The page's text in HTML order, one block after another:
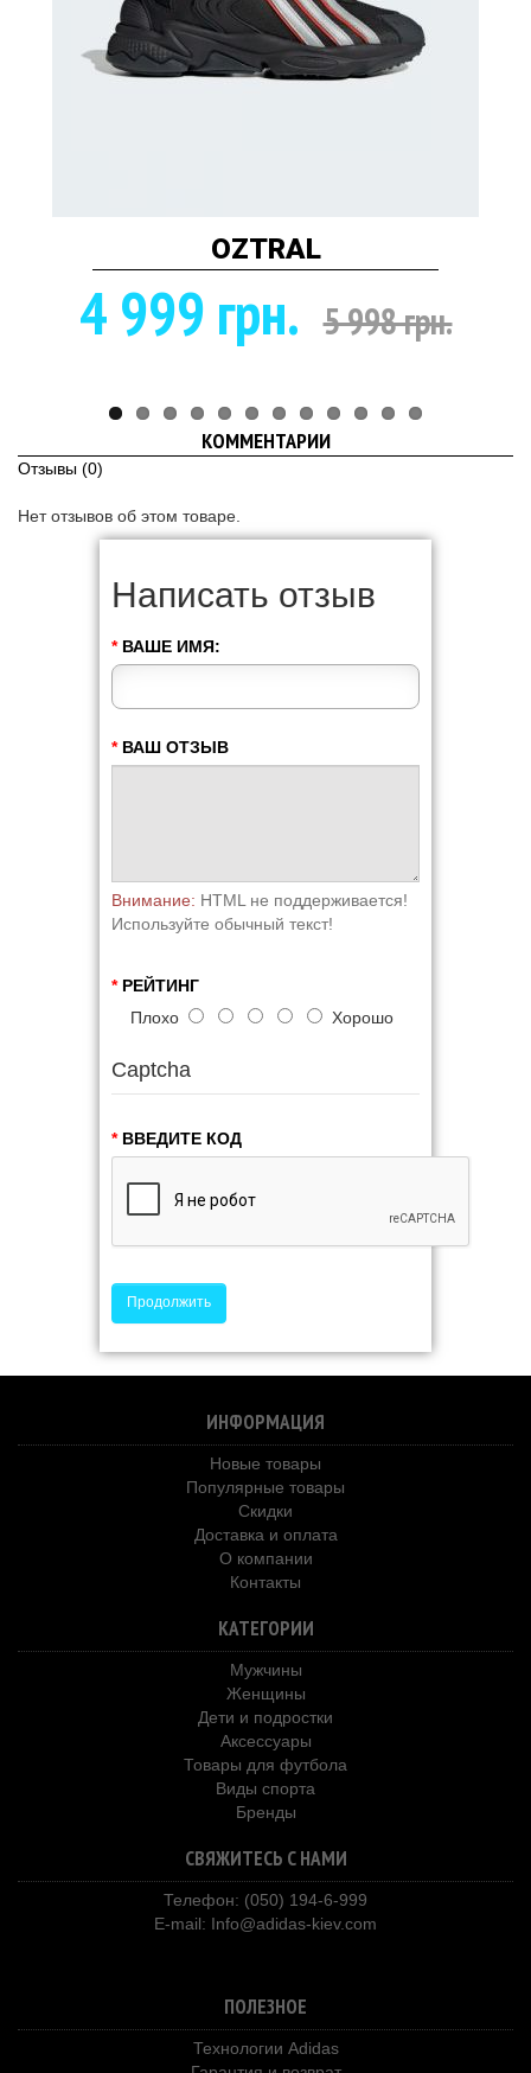
OZTRAL
4 999 грн. 5 998 грн.
КОММЕНТАРИИ
Отзывы (0)
Нет отзывов об этом товаре.
Написать отзыв
ВАШЕ ИМЯ:
ВАШ ОТЗЫВ
Внимание: HTML не поддерживается!
Используйте обычный текст!
РЕЙТИНГ
Плохо
Хорошо
Captcha
ВВЕДИТЕ КОД
Продолжить
ИНФОРМАЦИЯ
Новые товары
Популярные товары
Скидки
Доставка и оплата
О компании
Контакты
КАТЕГОРИИ
Мужчины
Женщины
Дети и подростки
Аксессуары
Товары для футбола
Виды спорта
Бренды
СВЯЖИТЕСЬ С НАМИ
Телефон: (050) 194-6-999
E-mail: Info@adidas-kiev.com
ПОЛЕЗНОЕ
Технологии Adidas